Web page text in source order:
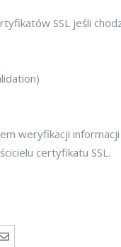
SSL jeśli
weryfikacji
certyfikatu SSL.